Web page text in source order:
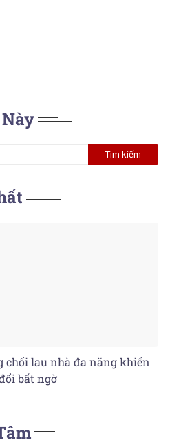
chổi lau nhà đa năng khiến
bất ngờ